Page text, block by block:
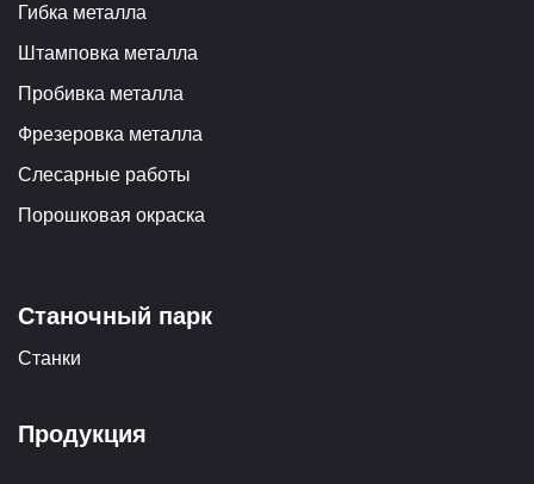
Гибка металла
Штамповка металла
Пробивка металла
Фрезеровка металла
Слесарные работы
Порошковая окраска
Станочный парк
Станки
Продукция